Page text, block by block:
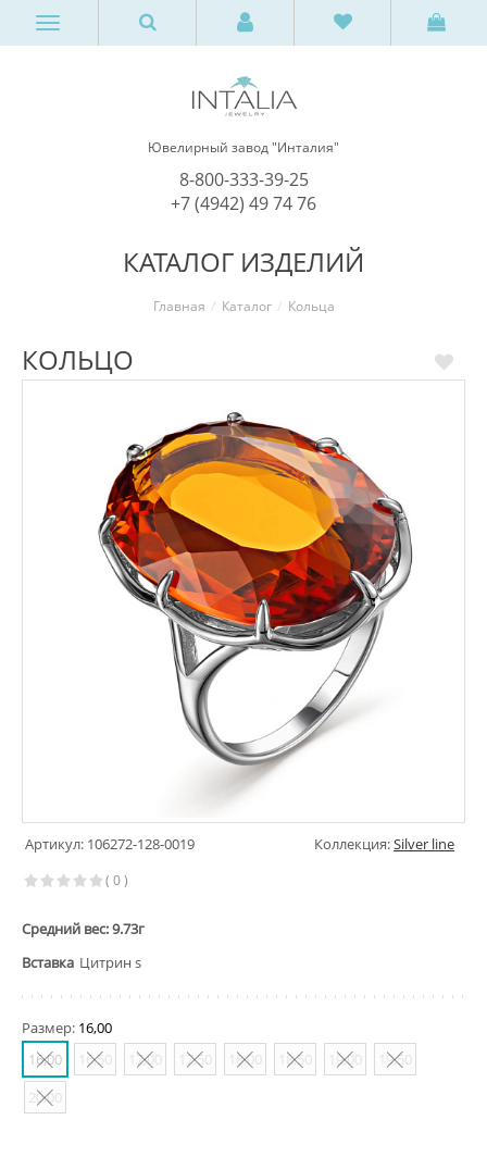
Ювелирный завод "Инталия"
8-800-333-39-25
+7 (4942) 49 74 76
КАТАЛОГ ИЗДЕЛИЙ
Главная Каталог Кольца
КОЛЬЦО
Артикул: 106272-128-0019 Коллекция:Silver line
( 0 )
Средний вес: 9.73г
Вставка Цитрин s
Размер: 16,00
16,00
16,50 17,00 17,50 18,00 18,50 19,00
19,50
20,00